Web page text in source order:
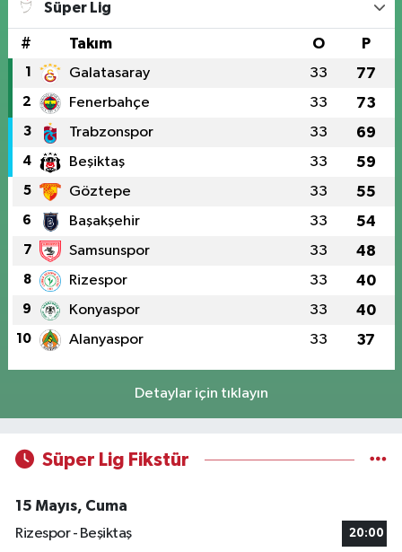
Süper Lig
# Takım O P
1 Galatasaray 33 77
2 Fenerbahçe 33 73
3 Trabzonspor 33 69
4 Beşiktaş 33 59
5 Göztepe 33 55
6 Başakşehir 33 54
7 Samsunspor 33 48
8 Rizespor 33 40
9 Konyaspor 33 40
10 Alanyaspor 33 37
Detaylar için tıklayın
Süper Lig Fikstür
15 Mayıs, Cuma
Rizespor - Beşiktaş
20:00